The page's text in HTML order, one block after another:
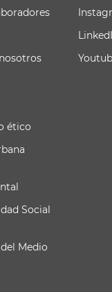
ético
Social
Medio